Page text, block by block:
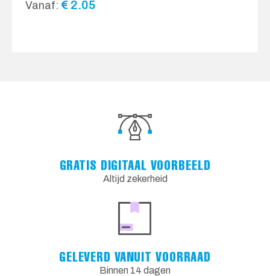
Vanaf: € 2.05
GRATIS DIGITAAL VOORBEELD
Altijd zekerheid
GELEVERD VANUIT VOORRAAD
Binnen 14 dagen